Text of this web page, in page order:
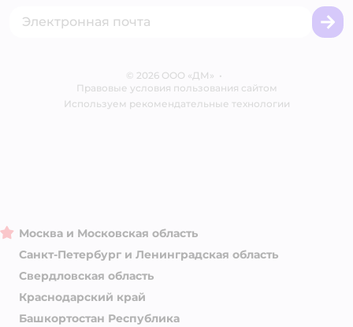
Блог
Корм для собак
© 2026 ООО «ДМ» •
Правовые условия пользования сайтом
Используем рекомендательные технологии
Москва и Московская область
Санкт-Петербург и Ленинградская область
Свердловская область
Краснодарский край
Башкортостан Республика